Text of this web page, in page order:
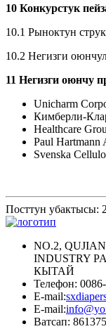
10 Конкурстук
10.1 Рыноктун
10.2 Негизги
11 Негизги оюнчу
Unicharm
Кимберли-
Healthcare
Paul Hartmann
Svenska
Посттун убактысы:
NO.2,
INDUSTRY
КЫТАЙ
Телефон:
E-mail:
E-mail:
Ватсап: